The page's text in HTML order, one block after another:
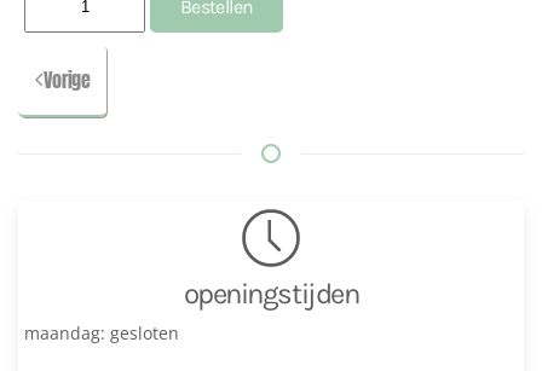
Vorige
openingstijden
maandag: gesloten